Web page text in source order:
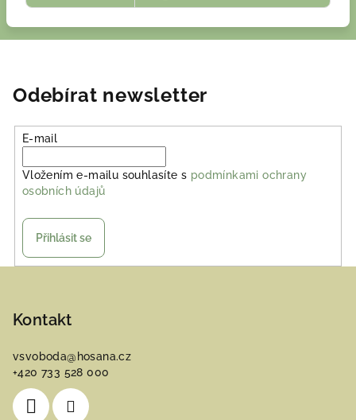
Odebírat newsletter
E-mail
Vložením e-mailu souhlasíte s podmínkami ochrany
osobních údajů
Přihlásit se
Kontakt
vsvoboda@ hosana.cz
+420 733 528 000